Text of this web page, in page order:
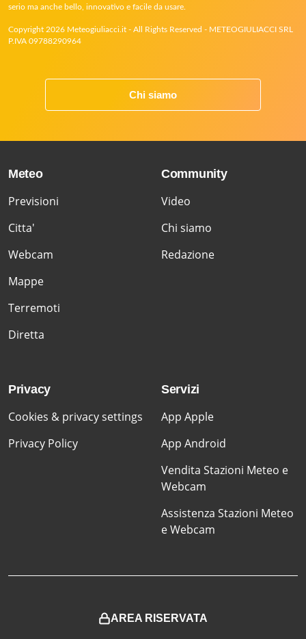
serio ma anche bello, innovativo e facile da usare.
Copyright 2026 Meteogiuliacci.it - All Rights Reserved - METEOGIULIACCI SRL
P.IVA 09788290964
Chi siamo
Meteo
Previsioni
Citta'
Webcam
Mappe
Terremoti
Diretta
Community
Video
Chi siamo
Redazione
Privacy
Cookies & privacy settings
Privacy Policy
Servizi
App Apple
App Android
Vendita Stazioni Meteo e
Webcam
Assistenza Stazioni Meteo
e Webcam
AREA RISERVATA